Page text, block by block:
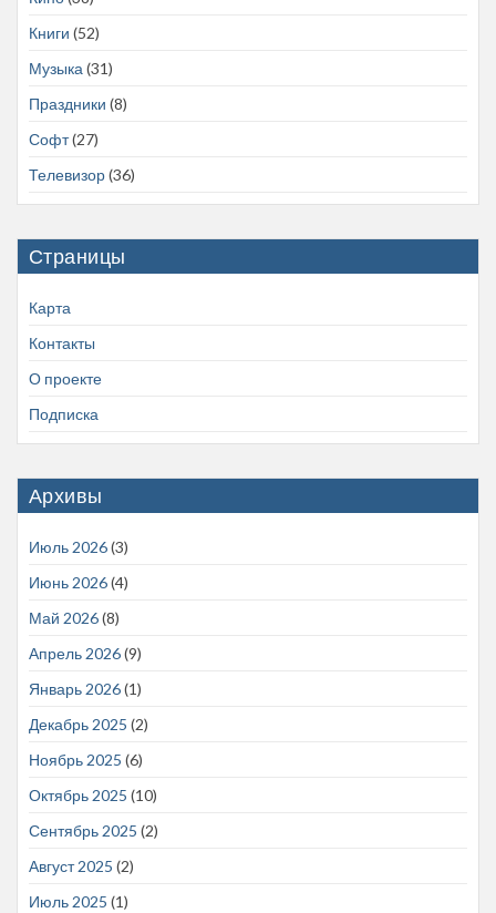
Книги (52)
Музыка(31)
Праздники (8)
Софт(27)
Телевизор(36)
Страницы
Карта
Контакты
О проекте
Подписка
Архивы
Июль 2026(3)
Июнь 2026(4)
Май 2026(8)
Апрель 2026(9)
Январь 2026(1)
Декабрь 2025 (2)
Ноябрь 2025 (6)
Октябрь 2025 (10)
Сентябрь 2025 (2)
Август 2025 (2)
Июль 2025 (1)